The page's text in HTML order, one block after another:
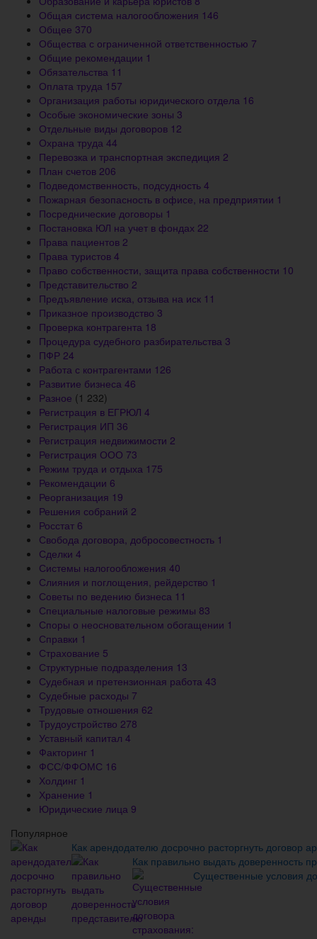
Общая система налогообложения 146
Общее 370
Общества с ограниченной ответственностью 7
Общие рекомендации 1
Обязательства 11
Оплата труда 157
Организация работы юридического отдела 16
Особые экономические зоны 3
Отдельные виды договоров 12
Охрана труда 44
Перевозка и транспортная экспедиция 2
План счетов 206
Подведомственность, подсудность 4
Пожарная безопасность в офисе, на предприятии 1
Посреднические договоры 1
Постановка ЮЛ на учет в фондах 22
Права пациентов 2
Права туристов 4
Право собственности, защита права собственности 10
Представительство 2
Предъявление иска, отзыва на иск 11
Приказное производство 3
Проверка контрагента 18
Процедура судебного разбирательства 3
ПФР 24
Работа с контрагентами 126
Развитие бизнеса 46
Разное (1 232)
Регистрация в ЕГРЮЛ 4
Регистрация ИП 36
Регистрация недвижимости 2
Регистрация ООО 73
Режим труда и отдыха 175
Рекомендации 6
Реорганизация 19
Решения собраний 2
Росстат 6
Свобода договора, добросовестность 1
Сделки 4
Системы налогообложения 40
Слияния и поглощения, рейдерство 1
Советы по ведению бизнеса 11
Специальные налоговые режимы 83
Споры о неосновательном обогащении 1
Справки 1
Страхование 5
Структурные подразделения 13
Судебная и претензионная работа 43
Судебные расходы 7
Трудовые отношения 62
Трудоустройство 278
Уставный капитал 4
Факторинг 1
ФСС/ФФОМС 16
Холдинг 1
Хранение 1
Юридические лица 9
Популярное
Как арендодателю досрочно расторгнуть договор
Как правильно выдать доверенность
Существенные условия